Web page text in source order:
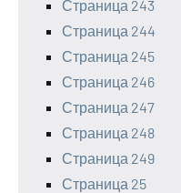
Страница 243
Страница 244
Страница 245
Страница 246
Страница 247
Страница 248
Страница 249
Страница 25